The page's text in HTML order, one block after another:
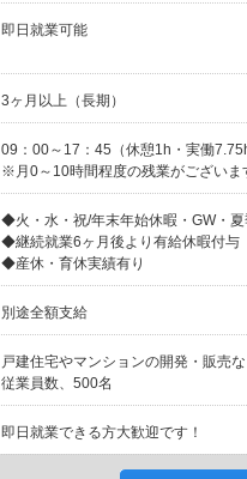
即日就業可能
3ヶ月以上（長期）
09：00～17：45（休憩1h・実働7.75h
※月0～10時間程度の残業がございま
◆火・水・祝/年末年始休暇・GW・夏
◆継続就業6ヶ月後より有給休暇付与
◆産休・育休実績有り
別途全額支給
戸建住宅やマンションの開発・販売
従業員数、500名
即日就業できる方大歓迎です！